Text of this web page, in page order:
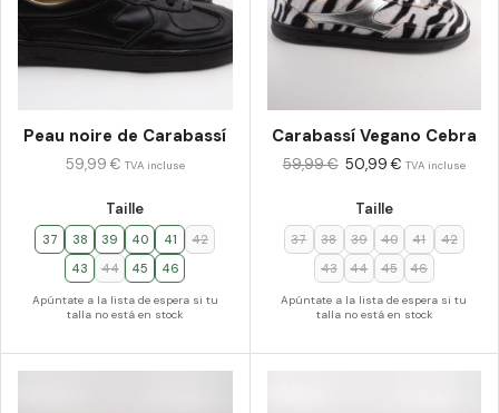
Peau noire de Carabassí
Taille
37 38 39 40 41
42
43
44 45 46
Apúntate a la lista de espera si tu
talla no está en stock
59,99 € TVA incluse
Carabassí Vegano Cebra
Taille
37 38 39 40 41
42
43
44 45 46
Apúntate a la lista de espera si tu
talla no está en stock
59,99€ 50,99€ TVA incluse